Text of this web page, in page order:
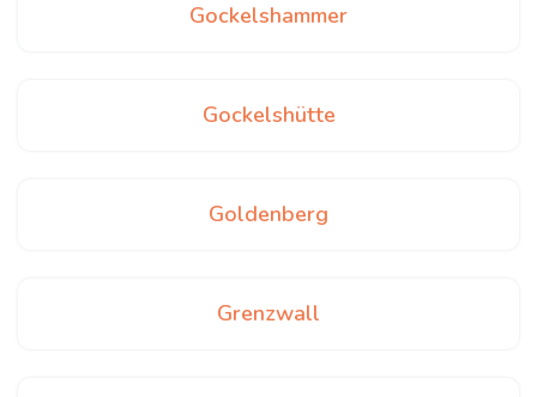
Gockelshammer
Gockelshütte
Goldenberg
Grenzwall